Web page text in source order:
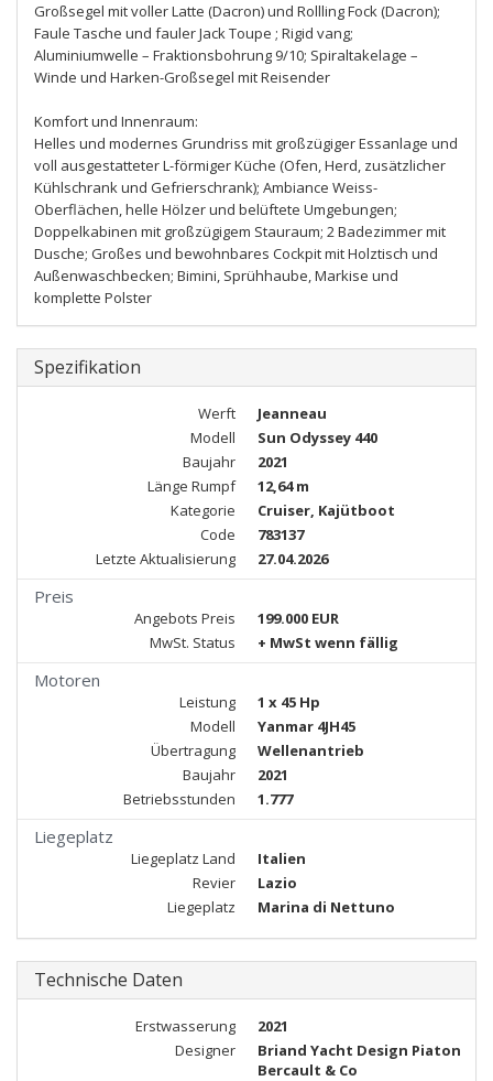
Großsegel mit voller Latte (Dacron) und Rollling Fock (Dacron);
Faule Tasche und fauler Jack Toupe ; Rigid vang;
Aluminiumwelle – Fraktionsbohrung 9/10; Spiraltakelage –
Winde und Harken-Großsegel mit Reisender
Komfort und Innenraum:
Helles und modernes Grundriss mit großzügiger Essanlage und
voll ausgestatteter L-förmiger Küche (Ofen, Herd, zusätzlicher
Kühlschrank und Gefrierschrank); Ambiance Weiss-
Oberflächen, helle Hölzer und belüftete Umgebungen;
Doppelkabinen mit großzügigem Stauraum; 2 Badezimmer mit
Dusche; Großes und bewohnbares Cockpit mit Holztisch und
Außenwaschbecken; Bimini, Sprühhaube, Markise und
komplette Polster
Spezifikation
Werft
Jeanneau
Modell
Sun Odyssey 440
Baujahr
2021
Länge Rumpf
12,64 m
Kategorie
Cruiser, Kajütboot
Code
783137
Letzte Aktualisierung
27.04.2026
Preis
Angebots Preis
199.000 EUR
MwSt. Status
+ MwSt wenn fällig
Motoren
Leistung
1 x 45 Hp
Modell
Yanmar 4JH45
Übertragung
Wellenantrieb
Baujahr
2021
Betriebsstunden
1.777
Liegeplatz
Liegeplatz Land
Italien
Revier
Lazio
Liegeplatz
Marina di Nettuno
Technische Daten
Erstwasserung
2021
Designer
Briand Yacht Design Piaton
Bercault & Co